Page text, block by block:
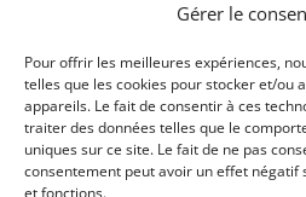
Gérer le
Pour offrir les meilleures expériences,
telles que les cookies pour stocker et/ou
appareils. Le fait de consentir à ces
traiter des données telles que le
uniques sur ce site. Le fait de ne pas
consentement peut avoir un effet
et fonctions.
Partager cet article